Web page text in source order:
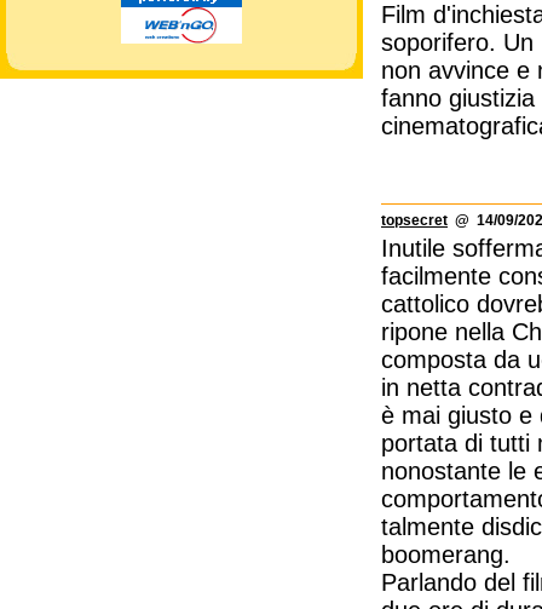
Film
soporifero. Un
non avvince e
fanno
topsecret @ 14/09/
Inutile
facilmente
cattolico
ripone nella
composta da
in netta
è mai giusto e
portata di tutti
nonostante le
talmente
boomerang.
Parlando del